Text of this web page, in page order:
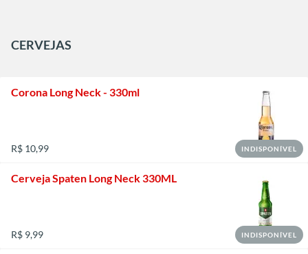
CERVEJAS
Corona Long Neck - 330ml
R$ 10,99 INDISPONÍVEL
Cerveja Spaten Long Neck 330ML
R$ 9,99 INDISPONÍVEL